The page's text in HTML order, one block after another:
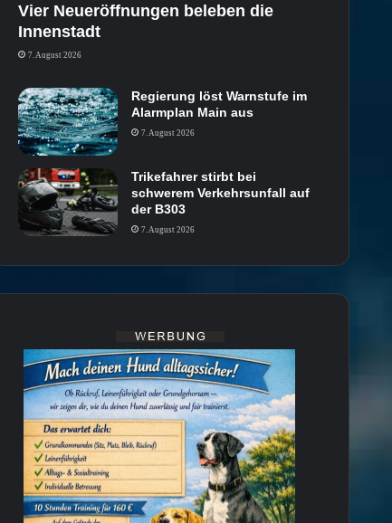
Vier Neueröffnungen beleben die
Innenstadt
7. August 2026
Regierung löst Warnstufe im
Alarmplan Main aus
7. August 2026
Trikefahrer stirbt bei
schwerem Verkehrsunfall auf
der B303
7. August 2026